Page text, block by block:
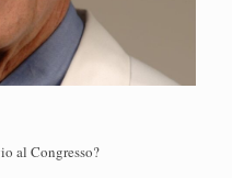
al Congresso?